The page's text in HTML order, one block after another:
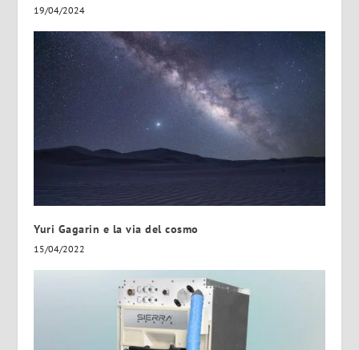
19/04/2024
Yuri Gagarin e la via del cosmo
15/04/2022